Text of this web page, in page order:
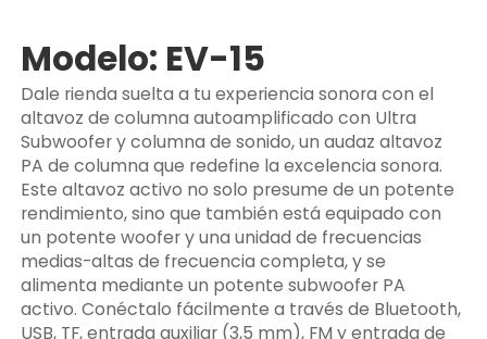
Modelo: EV-15
Dale rienda suelta a tu experiencia sonora con el
altavoz de columna autoamplificado con Ultra
Subwoofer y columna de sonido, un audaz altavoz
PA de columna que redefine la excelencia sonora.
Este altavoz activo no solo presume de un potente
rendimiento, sino que también está equipado con
un potente woofer y una unidad de frecuencias
medias-altas de frecuencia completa, y se
alimenta mediante un potente subwoofer PA
activo. Conéctalo fácilmente a través de Bluetooth,
USB, TF, entrada auxiliar (3,5 mm), FM y entrada de